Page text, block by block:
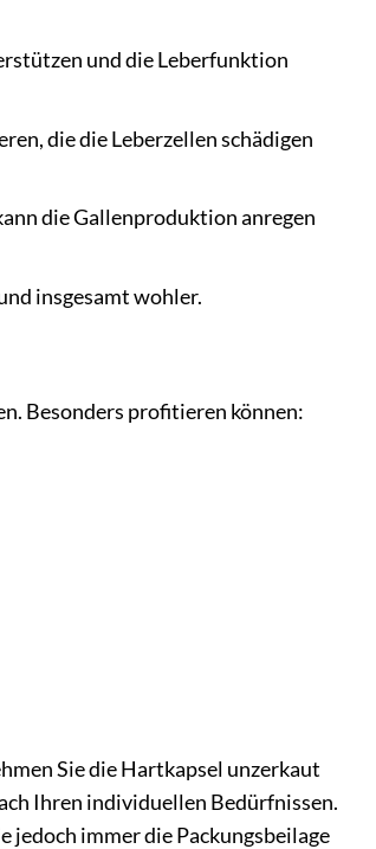
und die Leberfunktion
die die Leberzellen schädigen
die Gallenproduktion anregen
insgesamt wohler.
Besonders profitieren können:
Sie die Hartkapsel unzerkaut
Ihren individuellen Bedürfnissen.
jedoch immer die Packungsbeilage